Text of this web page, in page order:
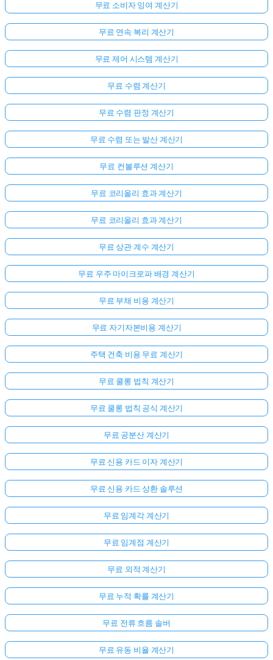
무료 소비자 잉여 계산기
무료 연속 복리 계산기
무료 제어 시스템 계산기
무료 수렴 계산기
무료 수렴 판정 계산기
무료 수렴 또는 발산 계산기
무료 컨볼루션 계산기
무료 코리올리 효과 계산기
무료 코리올리 효과 계산기
무료 상관 계수 계산기
무료 우주 마이크로파 배경 계산기
무료 부채 비용 계산기
무료 자기자본비용 계산기
주택 건축 비용 무료 계산기
무료 쿨롱 법칙 계산기
무료 쿨롱 법칙 공식 계산기
무료 공분산 계산기
무료 신용 카드 이자 계산기
무료 신용 카드 상환 솔루션
무료 임계각 계산기
무료 임계점 계산기
무료 외적 계산기
무료 누적 확률 계산기
무료 전류 흐름 솔버
무료 유동 비율 계산기